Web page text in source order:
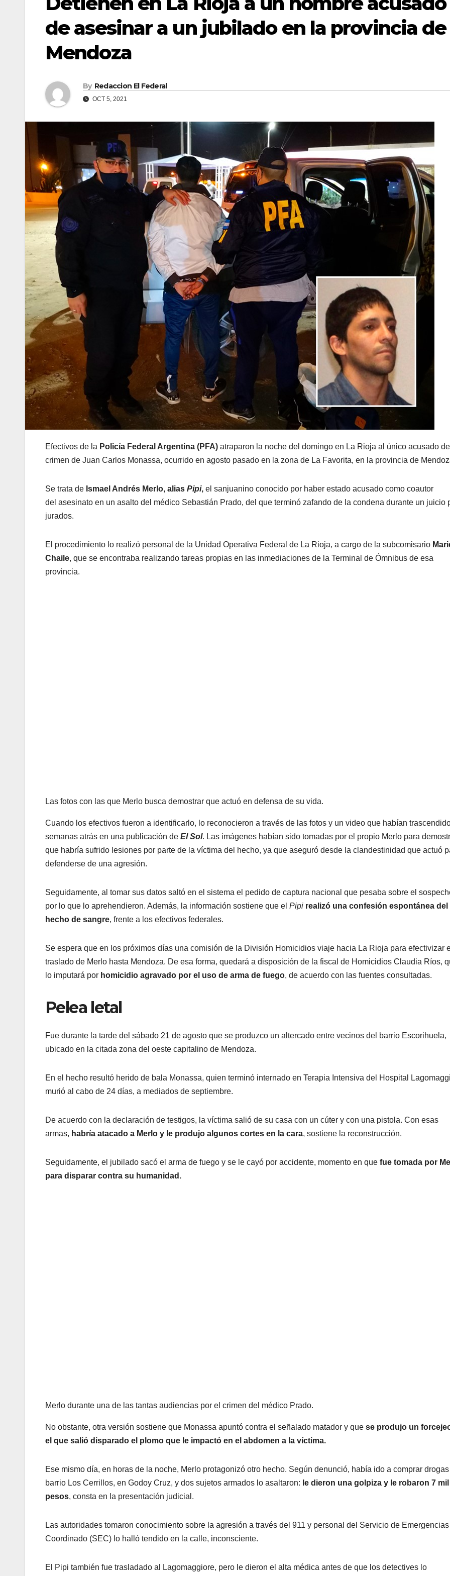
de asesinar a un jubilado en la provincia de
Mendoza
By Redaccion El Federal
OCT 5, 2021
Efectivos de la Policía Federal Argentina (PFA) atraparon la noche del domingo en La Rioja al único acusado
crimen de Juan Carlos Monassa, ocurrido en agosto pasado en la zona de La Favorita, en la provincia de
Se trata de Ismael Andrés Merlo, alias Pipi, el sanjuanino conocido por haber estado acusado como coautor
del asesinato en un asalto del médico Sebastián Prado, del que terminó zafando de la condena durante un juicio
jurados.
El procedimiento lo realizó personal de la Unidad Operativa Federal de La Rioja, a cargo de la subcomisario
Chaile, que se encontraba realizando tareas propias en las inmediaciones de la Terminal de Ómnibus de esa
provincia.
Las fotos con las que Merlo busca demostrar que actuó en defensa de su vida.
Cuando los efectivos fueron a identificarlo, lo reconocieron a través de las fotos y un video que habían
semanas atrás en una publicación de El Sol. Las imágenes habían sido tomadas por el propio Merlo para
que habría sufrido lesiones por parte de la víctima del hecho, ya que aseguró desde la clandestinidad que actuó
defenderse de una agresión.
Seguidamente, al tomar sus datos saltó en el sistema el pedido de captura nacional que pesaba sobre el
por lo que lo aprehendieron. Además, la información sostiene que el Pipi realizó una confesión espontánea del
hecho de sangre, frente a los efectivos federales.
Se espera que en los próximos días una comisión de la División Homicidios viaje hacia La Rioja para efectivizar
traslado de Merlo hasta Mendoza. De esa forma, quedará a disposición de la fiscal de Homicidios Claudia Ríos,
lo imputará por homicidio agravado por el uso de arma de fuego, de acuerdo con las fuentes consultadas.
Pelea letal
Fue durante la tarde del sábado 21 de agosto que se produzco un altercado entre vecinos del barrio Escorihuela,
ubicado en la citada zona del oeste capitalino de Mendoza.
En el hecho resultó herido de bala Monassa, quien terminó internado en Terapia Intensiva del Hospital
murió al cabo de 24 días, a mediados de septiembre.
De acuerdo con la declaración de testigos, la víctima salió de su casa con un cúter y con una pistola. Con esas
armas, habría atacado a Merlo y le produjo algunos cortes en la cara, sostiene la reconstrucción.
Seguidamente, el jubilado sacó el arma de fuego y se le cayó por accidente, momento en que fue tomada por
para disparar contra su humanidad.
Merlo durante una de las tantas audiencias por el crimen del médico Prado.
No obstante, otra versión sostiene que Monassa apuntó contra el señalado matador y que se produjo un
el que salió disparado el plomo que le impactó en el abdomen a la víctima.
Ese mismo día, en horas de la noche, Merlo protagonizó otro hecho. Según denunció, había ido a comprar
barrio Los Cerrillos, en Godoy Cruz, y dos sujetos armados lo asaltaron: le dieron una golpiza y le robaron 7 mil
pesos, consta en la presentación judicial.
Las autoridades tomaron conocimiento sobre la agresión a través del 911 y personal del Servicio de Emergencias
Coordinado (SEC) lo halló tendido en la calle, inconsciente.
El Pipi también fue trasladado al Lagomaggiore, pero le dieron el alta médica antes de que los detectives lo